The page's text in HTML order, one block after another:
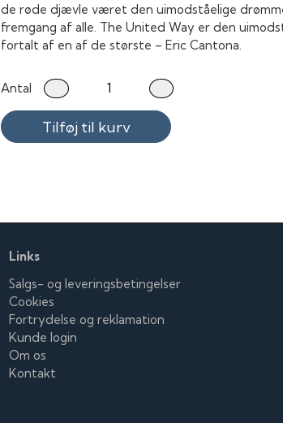
de røde djævle været den uimodståelige
fremgang af alle. The United Way er den
fortalt af en af de største – Eric Cantona.
Antal
Tilføj til kurv
Links
Salgs- og leveringsbetingelser
Cookies
Fortrydelse og reklamation
Kunde login
Om os
Kontakt